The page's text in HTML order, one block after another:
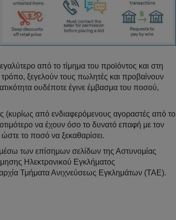
από το τίμημα του προϊόντος και στη
ξεγελούν τους πωλητές και προβαίνουν
ουδέποτε έγινε έμβασμα του ποσού,
(κυρίως από ενδιαφερόμενους αγοραστές από το
να έχουν όσο το δυνατό επαφή με τον
το ποσό να ξεκαθαρίσει.
μέσω των επίσημων σελίδων της Αστυνομίας
Ηλεκτρονικού Εγκλήματος
Τμήματα Ανιχνεύσεως Εγκλημάτων (ΤΑΕ).